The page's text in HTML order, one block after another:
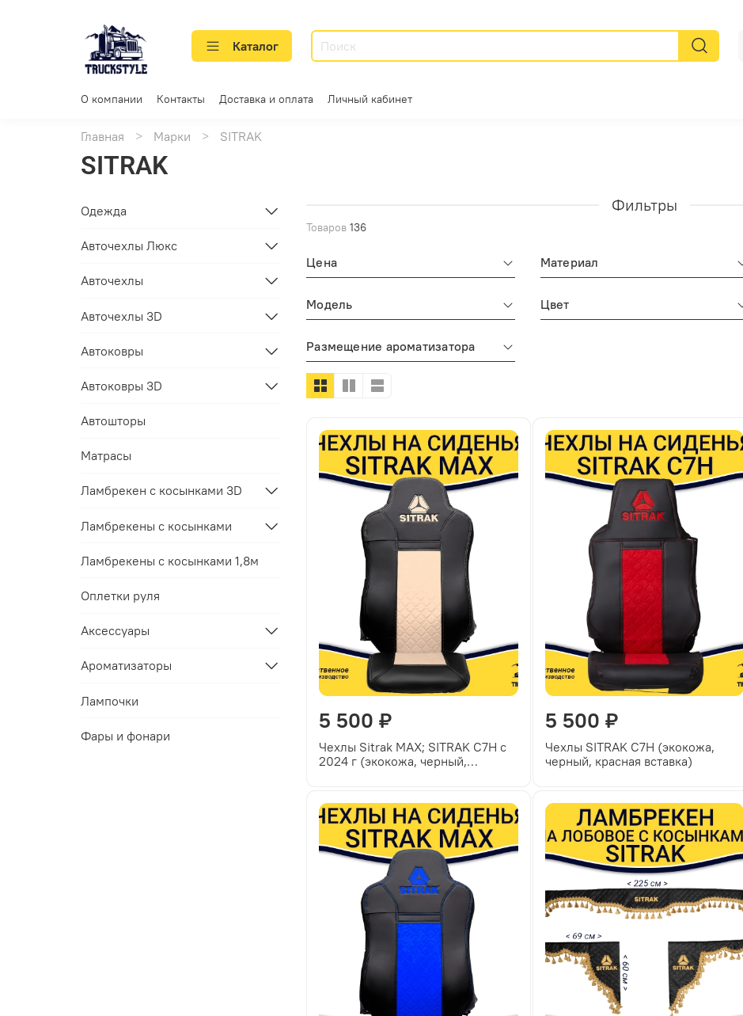
Каталог
О компании Контакты Доставка и оплата Личный кабинет
Главная Марки SITRAK
SITRAK
Фильтры
Товаров136
Цена Материал
Модель Цвет
Размещение ароматизатора
5 500 ₽
Чехлы Sitrak MAX; SITRAK C7H с
2024 г (экокожа, черный,
5 500 ₽
Чехлы SITRAK C7H (экокожа,
черный, красная вставка)
Одежда
Авточехлы Люкс
Авточехлы
Авточехлы 3D
Автоковры
Автоковры 3D
Автошторы
Матрасы
Ламбрекен с косынками 3D
Ламбрекены с косынками
Ламбрекены с косынками 1,8м
Оплетки руля
Аксессуары
Ароматизаторы
Лампочки
Фары и фонари